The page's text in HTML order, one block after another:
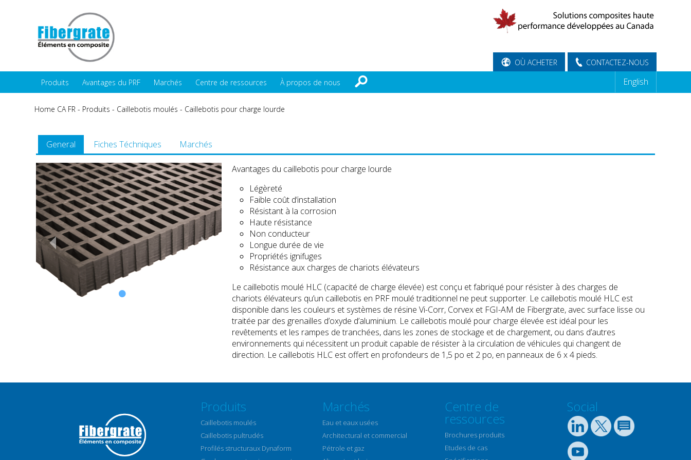
CONTACTEZ-NOUS
OÙ ACHETER
Produits Avantages du PRF Marchés Centre de ressources À propos de nous English
Home CA FR - Produits - Caillebotis moulés - Caillebotis pour charge lourde
General Fiches Téchniques Marchés
Avantages du caillebotis pour charge lourde
Légèreté
Faible coût d’installation
Résistant à la corrosion
Haute résistance
Non conducteur
Longue durée de vie
Propriétés ignifuges
Résistance aux charges de chariots élévateurs
Le caillebotis moulé HLC (capacité de charge élevée) est conçu et fabriqué pour résister à des charges de
chariots élévateurs qu’un caillebotis en PRF moulé traditionnel ne peut supporter. Le caillebotis moulé HLC est
disponible dans les couleurs et systèmes de résine Vi-Corr, Corvex et FGI-AM de Fibergrate, avec surface lisse ou
traitée par des grenailles d’oxyde d’aluminium. Le caillebotis moulé pour charge élevée est idéal pour les
revêtements et les rampes de tranchées, dans les zones de stockage et de chargement, ou dans d’autres
environnements qui nécessitent un produit capable de résister à la circulation de véhicules qui changent de
direction. Le caillebotis HLC est offert en profondeurs de 1,5 po et 2 po, en panneaux de 6 x 4 pieds.
Produits
Caillebotis moulés
Caillebotis pultrudés
Profilés structuraux Dynaform
Marchés
Eau et eaux usées
Architectural et commercial
Pétrole et gaz
Centre de
ressources
Brochures produits
Etudes de cas
Social